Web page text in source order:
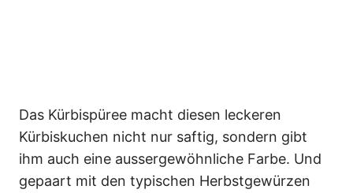
Das Kürbispüree macht diesen leckeren
Kürbiskuchen nicht nur saftig, sondern gibt
ihm auch eine aussergewöhnliche Farbe. Und
gepaart mit den typischen Herbstgewürzen